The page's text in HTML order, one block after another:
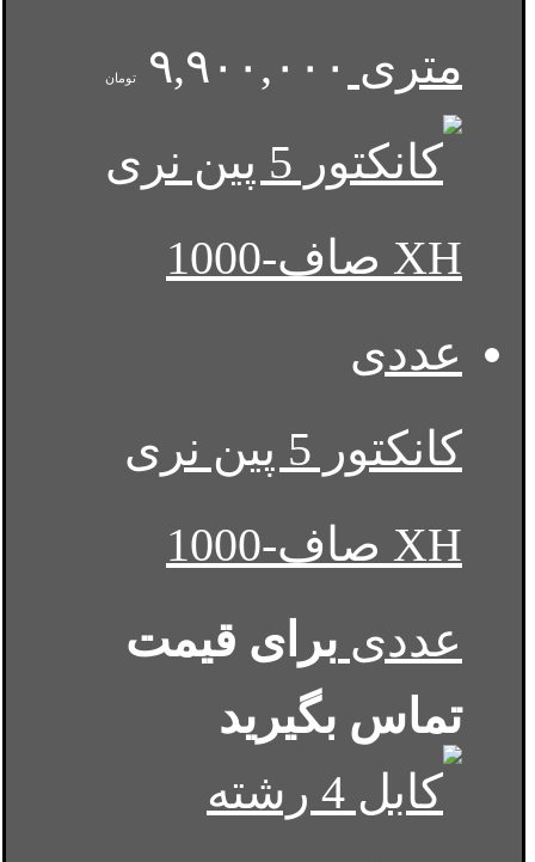
متری ۹,۹۰۰,۰۰۰ تومان
کانکتور 5 پین نری
XH صاف-1000
عددی برای قیمت
تماس بگیرید